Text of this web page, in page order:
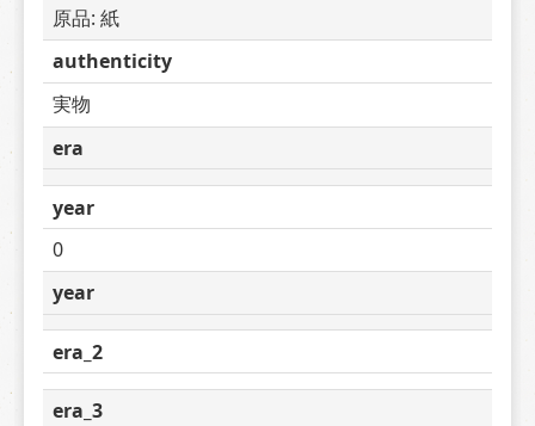
原品: 紙
authenticity
実物
era
year
0
year
era_2
era_3